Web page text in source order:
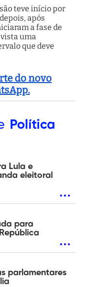
teve início por
após
a fase de
uma
que deve
do novo
Política
Lula e
eleitoral
para
parlamentares